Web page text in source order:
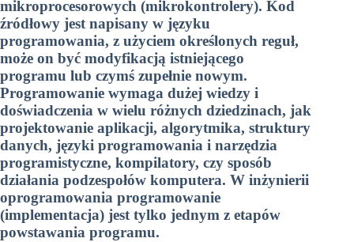
mikroprocesorowych (mikrokontrolery). Kod
źródłowy jest napisany w języku
programowania, z użyciem określonych reguł,
może on być modyfikacją istniejącego
programu lub czymś zupełnie nowym.
Programowanie wymaga dużej wiedzy i
doświadczenia w wielu różnych dziedzinach, jak
projektowanie aplikacji, algorytmika, struktury
danych, języki programowania i narzędzia
programistyczne, kompilatory, czy sposób
działania podzespołów komputera. W inżynierii
oprogramowania programowanie
(implementacja) jest tylko jednym z etapów
powstawania programu.